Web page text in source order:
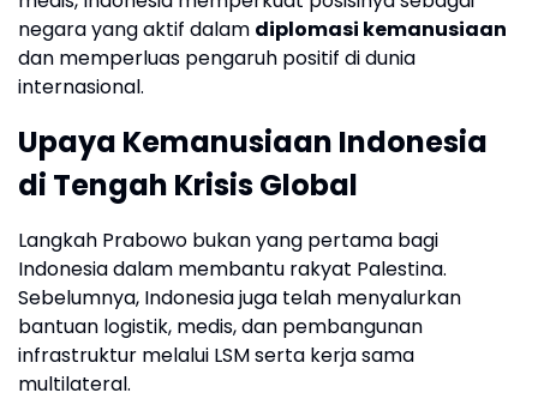
negara yang aktif dalam diplomasi kemanusiaan
dan memperluas pengaruh positif di dunia
internasional.
Upaya Kemanusiaan Indonesia
di Tengah Krisis Global
Langkah Prabowo bukan yang pertama bagi
Indonesia dalam membantu rakyat Palestina.
Sebelumnya, Indonesia juga telah menyalurkan
bantuan logistik, medis, dan pembangunan
infrastruktur melalui LSM serta kerja sama
multilateral.